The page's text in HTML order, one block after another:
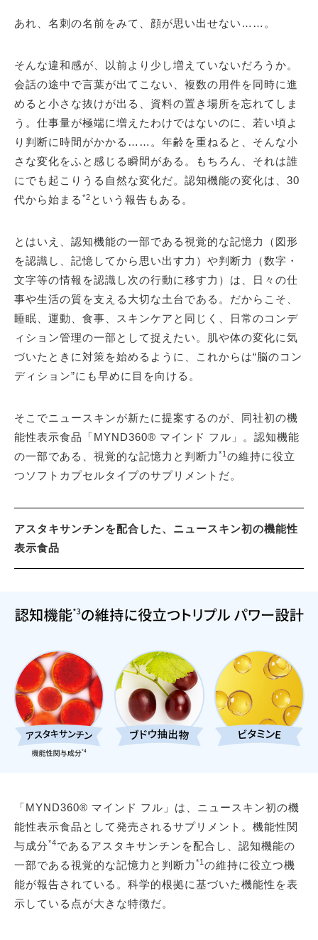
あれ、名刺の名前をみて、顔が思い出せない……。
そんな違和感が、以前より少し増えていないだろうか。
会話の途中で言葉が出てこない、複数の用件を同時に進
めると小さな抜けが出る、資料の置き場所を忘れてしま
う。仕事量が極端に増えたわけではないのに、若い頃よ
り判断に時間がかかる……。年齢を重ねると、そんな小
さな変化をふと感じる瞬間がある。もちろん、それは誰
にでも起こりうる自然な変化だ。認知機能の変化は、30
代から始まる *2 という報告もある。
とはいえ、認知機能の一部である視覚的な記憶力（図形
を認識し、記憶してから思い出す力）や判断力（数字・
文字等の情報を認識し次の行動に移す力）は、日々の仕
事や生活の質を支える大切な土台である。だからこそ、
睡眠、運動、食事、スキンケアと同じく、日常のコンデ
ィション管理の一部として捉えたい。肌や体の変化に気
づいたときに対策を始めるように、これからは“脳のコン
ディション”にも早めに目を向ける。
そこでニュースキンが新たに提案するのが、同社初の機
能性表示食品「MYND360® マインド フル」。認知機能
の一部である、視覚的な記憶力と判断力 *1 の維持に役立
つソフトカプセルタイプのサプリメントだ。
アスタキサンチンを配合した、ニュースキン初の機能性
表示食品
「MYND360® マインド フル」は、ニュースキン初の機
能性表示食品として発売されるサプリメント。機能性関
与成分*4であるアスタキサンチンを配合し、認知機能の
一部である視覚的な記憶力と判断力 *1 の維持に役立つ機
能が報告されている。科学的根拠に基づいた機能性を表
示している点が大きな特徴だ。